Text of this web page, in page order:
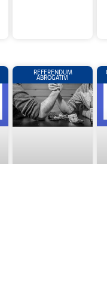
REFERENDUM
ABROGATIVI